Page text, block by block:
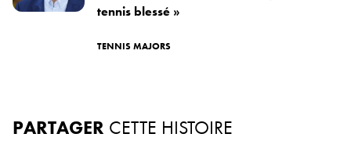
tennis blessé »
TENNIS MAJORS
PARTAGER CETTE HISTOIRE